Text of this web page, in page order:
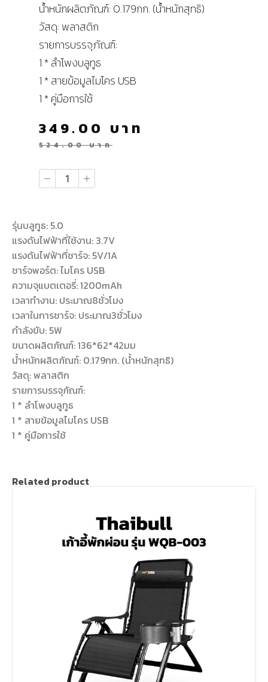
น้ำหนักผลิตภัณฑ์: 0.179กก. (น้ำหนักสุทธิ)
วัสดุ: พลาสติก
รายการบรรจุภัณฑ์:
1 * ลำโพงบลูทูธ
1 * สายข้อมูลไมโคร USB
1 * คู่มือการใช้
524.00บาท
349.00 บาท
รุ่นบลูทูธ: 5.0
แรงดันไฟฟ้าที่ใช้งาน: 3.7V
แรงดันไฟฟ้าที่ชาร์จ: 5V/1A
ชาร์จพอร์ต: ไมโคร USB
ความจุแบตเตอรี่: 1200mAh
เวลาทำงาน: ประมาณ8ชั่วโมง
เวลาในการชาร์จ: ประมาณ3ชั่วโมง
กำลังขับ: 5W
ขนาดผลิตภัณฑ์: 136*62*42มม
น้ำหนักผลิตภัณฑ์: 0.179กก. (น้ำหนักสุทธิ)
วัสดุ: พลาสติก
รายการบรรจุภัณฑ์:
1 * ลำโพงบลูทูธ
1 * สายข้อมูลไมโคร USB
1 * คู่มือการใช้
Related product